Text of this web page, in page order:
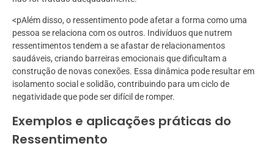
<pAlém disso, o ressentimento pode afetar a forma como uma
pessoa se relaciona com os outros. Indivíduos que nutrem
ressentimentos tendem a se afastar de relacionamentos
saudáveis, criando barreiras emocionais que dificultam a
construção de novas conexões. Essa dinâmica pode resultar em
isolamento social e solidão, contribuindo para um ciclo de
negatividade que pode ser difícil de romper.
Exemplos e aplicações práticas do
Ressentimento